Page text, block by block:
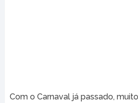
Com o Carnaval já passado,